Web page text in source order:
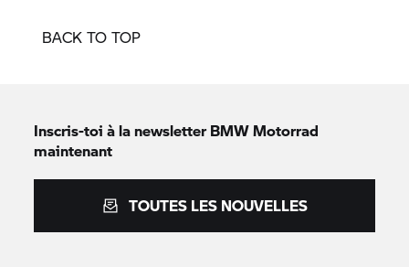
BACK TO TOP
Inscris-toi à la newsletterBMW Motorrad
maintenant
TOUTES LES NOUVELLES